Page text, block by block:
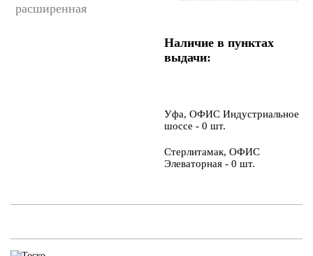
расширенная
Наличие в пунктах
выдачи:
Уфа, ОФИС Индустриальное
шоссе - 0 шт.
Стерлитамак, ОФИС
Элеваторная - 0 шт.